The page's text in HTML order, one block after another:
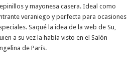
y mayonesa casera. Ideal como
veraniego y perfecta para ocasiones
Saqué la idea de la web de Su,
a su vez la había visto en el Salón
de París.